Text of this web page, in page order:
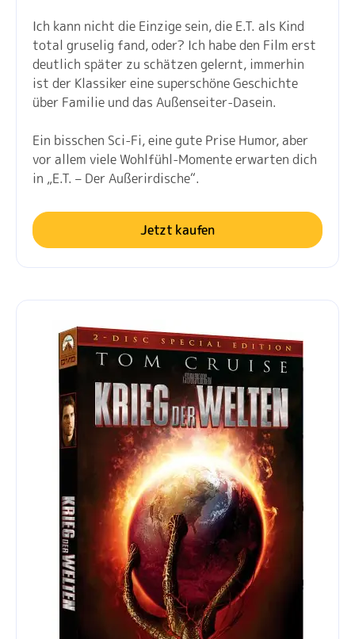
Ich kann nicht die Einzige sein, die E.T. als Kind
total gruselig fand, oder? Ich habe den Film erst
deutlich später zu schätzen gelernt, immerhin
ist der Klassiker eine superschöne Geschichte
über Familie und das Außenseiter-Dasein.
Ein bisschen Sci-Fi, eine gute Prise Humor, aber
vor allem viele Wohlfühl-Momente erwarten dich
in „E.T. – Der Außerirdische“.
Jetzt kaufen